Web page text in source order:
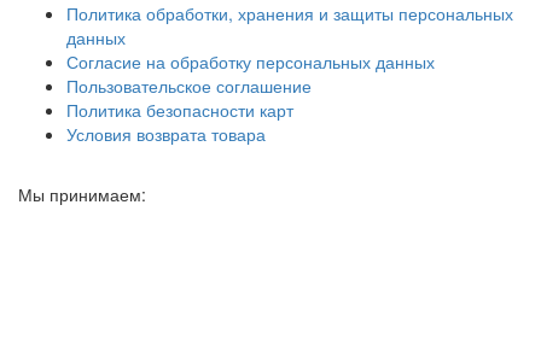
Политика обработки, хранения и защиты персональных
данных
Согласие на обработку персональных данных
Пользовательское соглашение
Политика безопасности карт
Условия возврата товара
Мы принимаем: